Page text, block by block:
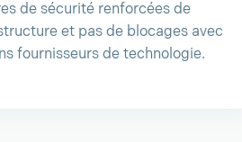
de sécurité renforcées de
et pas de blocages avec
fournisseurs de technologie.